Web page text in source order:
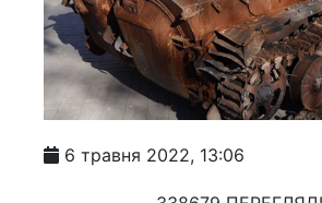
6 травня 2022, 13:06